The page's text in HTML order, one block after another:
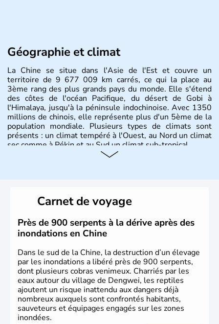
Géographie et climat
La Chine se situe dans l'Asie de l'Est et couvre un
territoire de 9 677 009 km carrés, ce qui la place au
3ème rang des plus grands pays du monde. Elle s'étend
des côtes de l'océan Pacifique, du désert de Gobi à
l'Himalaya, jusqu'à la péninsule indochinoise. Avec 1350
millions de chinois, elle représente plus d'un 5ème de la
population mondiale. Plusieurs types de climats sont
présents : un climat tempéré à l'Ouest, au Nord un climat
sec comme à Pékin et au Sud un climat sub-tropical.
dynasties. La dynastie Qing a été la dernière à régner
jusqu'aux guerres de l'opium lorsque la Chine s'est
constituée comme nation et a retrouvé son indépendance
en 1945. Illustre pays en matière d'inventions avant-
gardistes, la Chine a été la première utilisatrice du papier,
de l'imprimerie à caractères mobiles, de la boussole et de
la poudre à canon.
Carnet de voyage
Près de 900 serpents à la dérive après des
inondations en Chine
Dans le sud de la Chine, la destruction d’un élevage
par les inondations a libéré près de 900 serpents,
dont plusieurs cobras venimeux. Charriés par les
eaux autour du village de Dengwei, les reptiles
ajoutent un risque inattendu aux dangers déjà
nombreux auxquels sont confrontés habitants,
sauveteurs et équipages engagés sur les zones
inondées.